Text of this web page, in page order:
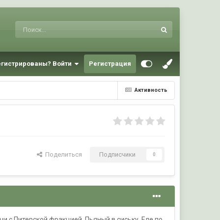
Войти Регистрация
Активность
Поделиться Подписчики 0